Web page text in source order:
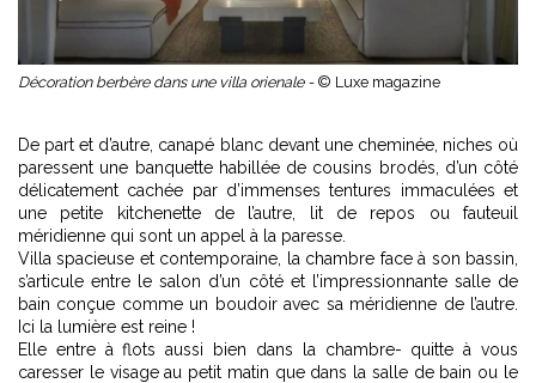
Décoration berbère dans une villa orienale - © Luxe magazine
De part et d’autre, canapé blanc devant une cheminée, niches où
paressent une banquette habillée de cousins brodés, d’un côté
délicatement cachée par d’immenses tentures immaculées et
une petite kitchenette de l’autre, lit de repos ou fauteuil
méridienne qui sont un appel à la paresse.
Villa spacieuse et contemporaine, la chambre face à son bassin,
s’articule entre le salon d’un côté et l’impressionnante salle de
bain conçue comme un boudoir avec sa méridienne de l’autre.
Ici la lumière est reine !
Elle entre à flots aussi bien dans la chambre- quitte à vous
caresser le visage au petit matin que dans la salle de bain ou le